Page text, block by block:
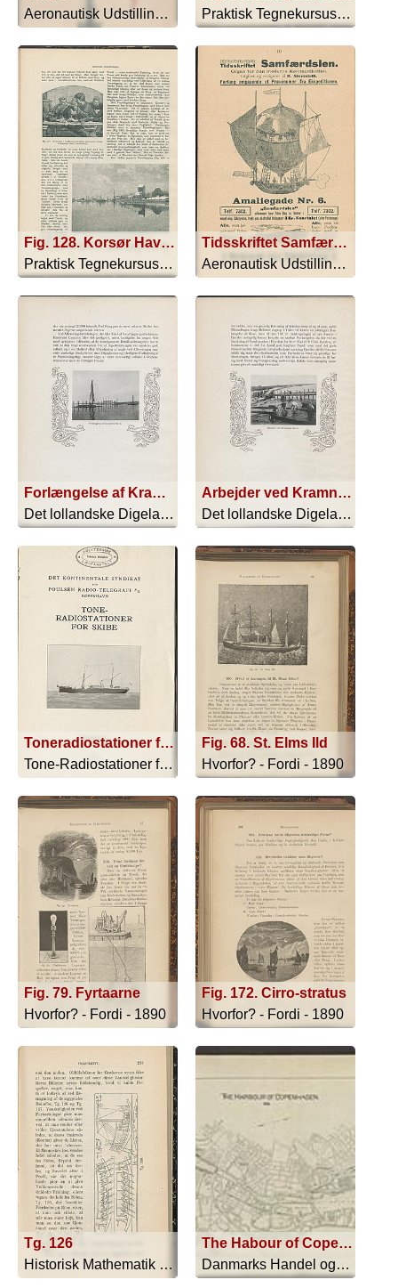
Aeronautisk Udstilling i Fregatten Jy... - 1910
Praktisk Tegnekursus - 1897
Fig. 128. Korsør Havn ved Vintertid. Pennetegning af J.P. Hansen.
Praktisk Tegnekursus - 1897
Tidsskriftet Samfærdslen
Aeronautisk Udstilling i Fregatten Jy... - 1910
Forlængelse af Kramnitze Havn.
Det lollandske Digelag 1873-1913 - 1913
Arbejder ved Kramnitze Havn.
Det lollandske Digelag 1873-1913 - 1913
Toneradiostationer for skibe
Tone-Radiostationer for Skibe - 1916
Fig. 68. St. Elms Ild
Hvorfor? - Fordi - 1890
Fig. 79. Fyrtaarne
Hvorfor? - Fordi - 1890
Fig. 172. Cirro-stratus
Hvorfor? - Fordi - 1890
Tg. 126
Historisk Mathematik - 1888
The Habour of Copenhagen 1919
Danmarks Handel og Industri - 1919